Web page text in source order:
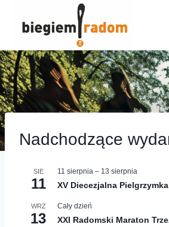
Nadchodzące
SIE
11
11 sierpnia – 13 sierpnia
XV Diecezjalna
WRZ
13
Cały dzień
XXI Radomski Maraton